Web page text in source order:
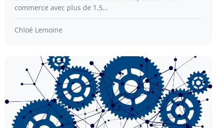
commerce avec plus de 1,5…
Chloé Lemoine